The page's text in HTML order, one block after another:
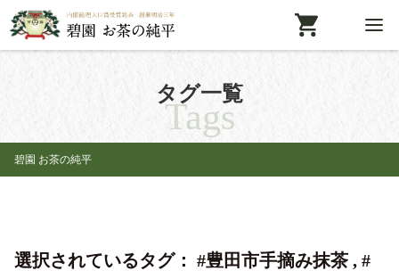
タグ一覧
Tags
碧園 お茶の純平
選択されているタグ： #豊田市手摘み抹茶 , #